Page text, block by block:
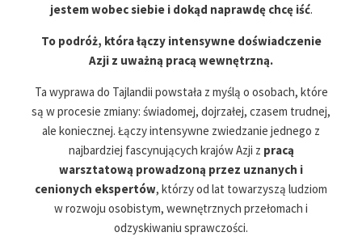
jestem wobec siebie i dokąd naprawdę chcę iść.
To podróż, która łączy intensywne doświadczenie
Azji z uważną pracą wewnętrzną.
Ta wyprawa do Tajlandii powstała z myślą o osobach, które
są w procesie zmiany: świadomej, dojrzałej, czasem trudnej,
ale koniecznej. Łączy intensywne zwiedzanie jednego z
najbardziej fascynujących krajów Azji z pracą
warsztatową prowadzoną przez uznanych i
cenionych ekspertów, którzy od lat towarzyszą ludziom
w rozwoju osobistym, wewnętrznych przełomach i
odzyskiwaniu sprawczości.